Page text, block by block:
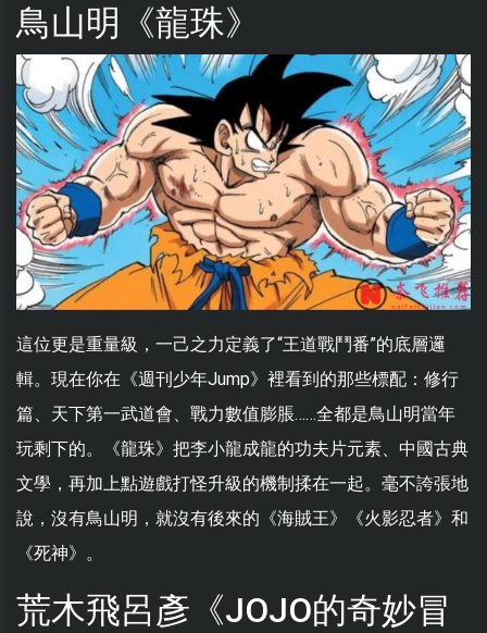
鳥山明《龍珠》
這位更是重量級，一己之力定義了“王道戰鬥番”的底層邏
輯。現在你在《週刊少年Jump》裡看到的那些標配：修行
篇、天下第一武道會、戰力數值膨脹……全都是鳥山明當年
玩剩下的。《龍珠》把李小龍成龍的功夫片元素、中國古典
文學，再加上點遊戲打怪升級的機制揉在一起。毫不誇張地
說，沒有鳥山明，就沒有後來的《海賊王》《火影忍者》和
《死神》。
荒木飛呂彥《JOJO的奇妙冒